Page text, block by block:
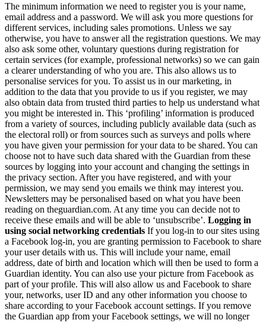
The minimum information we need to register you is your name,
email address and a password. We will ask you more questions for
different services, including sales promotions. Unless we say
otherwise, you have to answer all the registration questions. We may
also ask some other, voluntary questions during registration for
certain services (for example, professional networks) so we can gain
a clearer understanding of who you are. This also allows us to
personalise services for you. To assist us in our marketing, in
addition to the data that you provide to us if you register, we may
also obtain data from trusted third parties to help us understand what
you might be interested in. This ‘profiling’ information is produced
from a variety of sources, including publicly available data (such as
the electoral roll) or from sources such as surveys and polls where
you have given your permission for your data to be shared. You can
choose not to have such data shared with the Guardian from these
sources by logging into your account and changing the settings in
the privacy section. After you have registered, and with your
permission, we may send you emails we think may interest you.
Newsletters may be personalised based on what you have been
reading on theguardian.com. At any time you can decide not to
receive these emails and will be able to ‘unsubscribe’. Logging in
using social networking credentials If you log-in to our sites using
a Facebook log-in, you are granting permission to Facebook to share
your user details with us. This will include your name, email
address, date of birth and location which will then be used to form a
Guardian identity. You can also use your picture from Facebook as
part of your profile. This will also allow us and Facebook to share
your, networks, user ID and any other information you choose to
share according to your Facebook account settings. If you remove
the Guardian app from your Facebook settings, we will no longer